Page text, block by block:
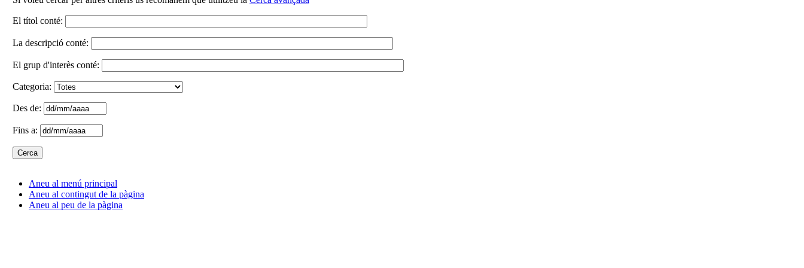
El títol conté:
La descripció conté:
El grup d'interès conté:
Categoria:
Des de:
Fins a:
Aneu al menú principal
Aneu al contingut de la pàgina
Aneu al peu de la pàgina